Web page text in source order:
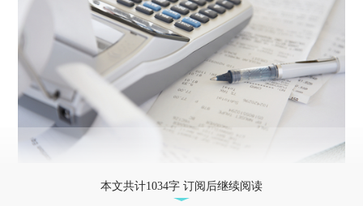
本文共计1034字 订阅后继续阅读